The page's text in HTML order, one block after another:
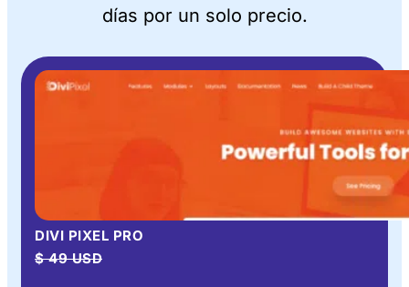
días por un solo precio.
DIVI PIXEL PRO
$ 49 USD